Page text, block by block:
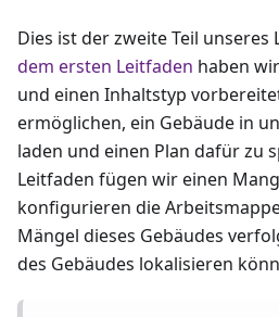
Dies ist der zweite Teil unseres
dem ersten Leitfaden haben
und einen Inhaltstyp
ermöglichen, ein Gebäude in
laden und einen Plan dafür zu
Leitfaden fügen wir einen
konfigurieren die
Mängel dieses Gebäudes
des Gebäudes lokalisieren